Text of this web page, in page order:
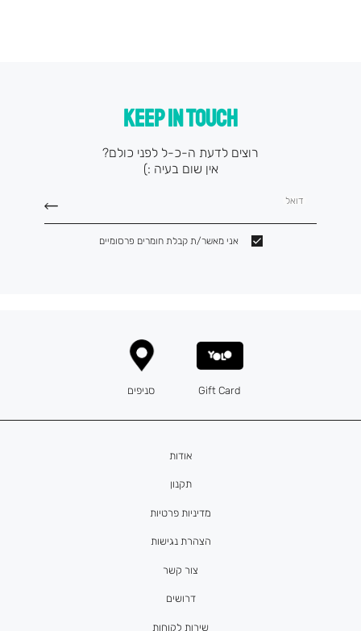
KEEP IN TOUCH
רוצים לדעת ה-כ-ל לפני כולם?
אין שום בעיה :)
דואל
אני מאשר/ת קבלת חומרים פרסומיים
אודות
תקנון
מדיניות פרטיות
הצהרת נגישות
צור קשר
דרושים
Gift Card סניפים
שירות לקוחות